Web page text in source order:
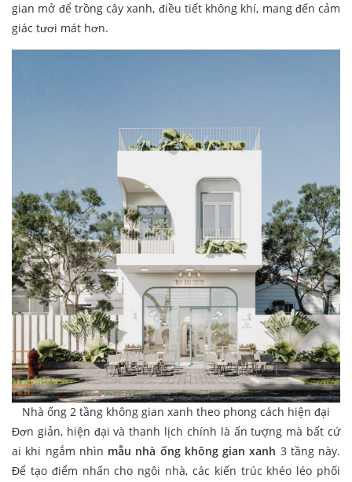
gian mở để trồng cây xanh, điều tiết không khí, mang đến cảm
giác tươi mát hơn.
Nhà ống 2 tầng không gian xanh theo phong cách hiện đại
Đơn giản, hiện đại và thanh lịch chính là ấn tượng mà bất cứ
ai khi ngắm nhìn mẫu nhà ống không gian xanh 3 tầng này.
Để tạo điểm nhấn cho ngôi nhà, các kiến trúc khéo léo phối